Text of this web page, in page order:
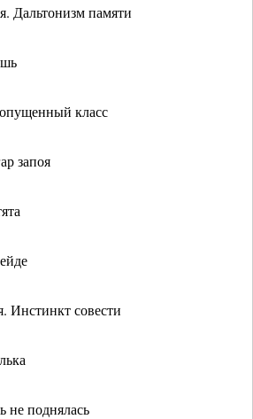
Дальтонизм памяти
класс
запоя
Инстинкт совести
не поднялась